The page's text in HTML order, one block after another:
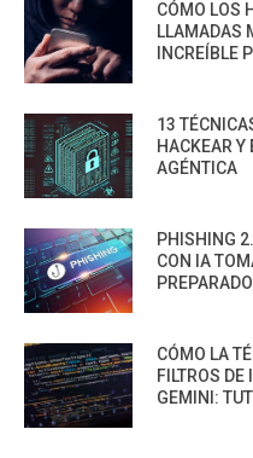
CÓMO LOS
LLAMADAS
INCREÍBLE
13
HACKEAR Y
AGÉNTICA
PHISHING
CON IA
CÓMO LA
FILTROS
GEMINI: